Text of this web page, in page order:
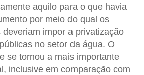
aquilo para o que havia
por meio do qual os
impor a privatização
no setor da água. O
se tornou a mais importante
inclusive em comparação com